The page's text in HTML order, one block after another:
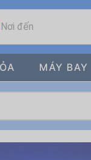
Nơi đến
MÁY BAY